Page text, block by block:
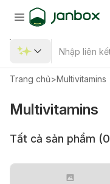
Trang chủ>Multivitamins
Multivitamins
Tất cả sản phẩm (0